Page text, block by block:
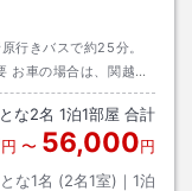
行きバスで約25分。
。湯沢ICからは車で
な2名 1泊1部屋 合計
円 〜 56,000円
な1名 (2名1室)｜ 1泊